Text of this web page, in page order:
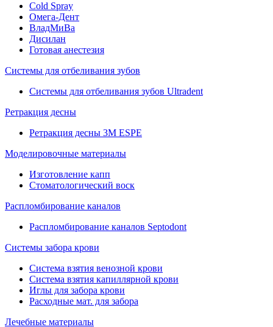
Cold Spray
Омега-Дент
ВладМиВа
Дисилан
Готовая анестезия
Системы для отбеливания зубов
Системы для отбеливания зубов Ultradent
Ретракция десны
Ретракция десны 3M ESPE
Моделировочные материалы
Изготовление капп
Стоматологический воск
Распломбирование каналов
Распломбирование каналов Septodont
Системы забора крови
Система взятия венозной крови
Система взятия капиллярной крови
Иглы для забора крови
Расходные мат. для забора
Лечебные материалы